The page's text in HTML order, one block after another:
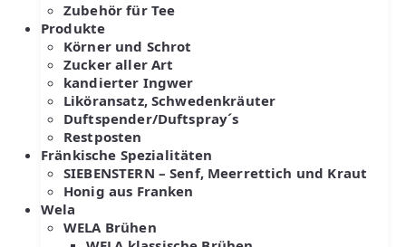
Zubehör für Tee
Produkte
Körner und Schrot
Zucker aller Art
kandierter Ingwer
Liköransatz, Schwedenkräuter
Duftspender/Duftspray´s
Restposten
Fränkische Spezialitäten
SIEBENSTERN – Senf, Meerrettich und Kraut
Honig aus Franken
Wela
WELA Brühen